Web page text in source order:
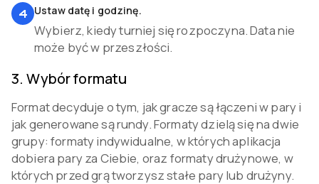
4 Ustaw datę i godzinę.
Wybierz, kiedy turniej się rozpoczyna. Data nie
może być w przeszłości.
3.Wybór formatu
Format decyduje o tym, jak gracze są łączeni w pary i
jak generowane są rundy. Formaty dzielą się na dwie
grupy: formaty indywidualne, w których aplikacja
dobiera pary za Ciebie, oraz formaty drużynowe, w
których przed grą tworzysz stałe pary lub drużyny.